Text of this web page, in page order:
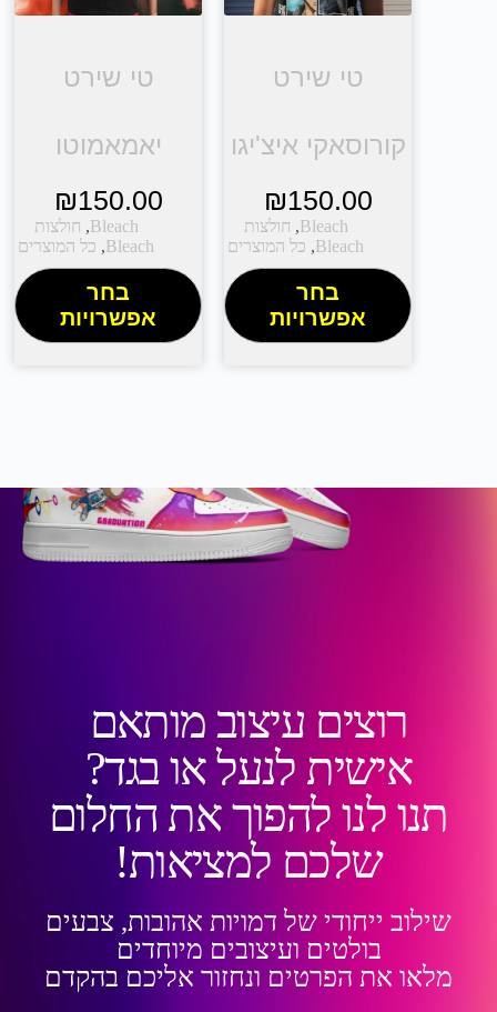
טי שירט
קורוסאקי איצ'יגו
₪150.00
Bleach
, חולצות
Bleach
, כל המוצרים
בחר
אפשרויות
טי שירט
יאמאמוטו
₪150.00
Bleach
, חולצות
Bleach
, כל המוצרים
בחר
אפשרויות
רוצים עיצוב מותאם
אישית לנעל או בגד?
תנו לנו להפוך את החלום
שלכם למציאות!
שילוב ייחודי של דמויות אהובות, צבעים
בולטים ועיצובים מיוחדים
מלאו את הפרטים ונחזור אליכם בהקדם